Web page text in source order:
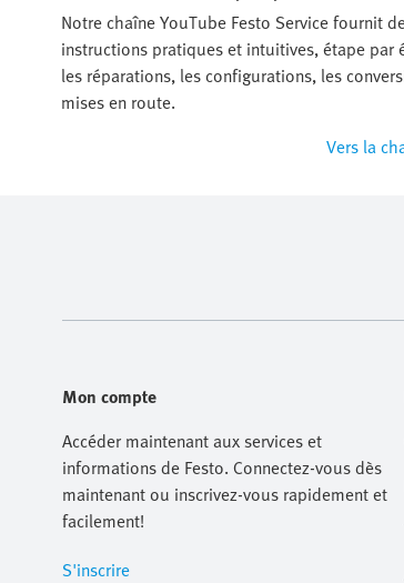
Notre chaîne YouTube Festo Service fournit
instructions pratiques et intuitives, étape par
les réparations, les configurations, les
mises en route.
Vers la
Mon compte
Accéder maintenant aux services et
informations de Festo. Connectez-vous dès
maintenant ou inscrivez-vous rapidement et
facilement!
S'inscrire